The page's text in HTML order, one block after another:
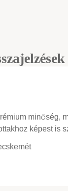
minőség,
képest is